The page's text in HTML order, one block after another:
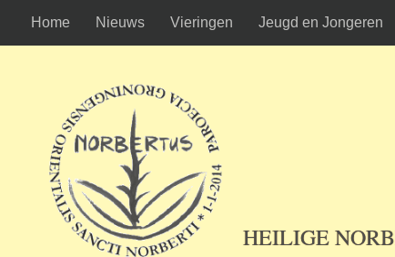
Ga naar de inhoud
Home Nieuws Vieringen Jeugd en Jongeren
HEILIGE